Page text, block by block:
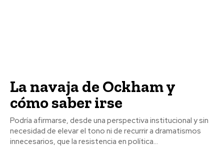
La navaja de Ockham y
cómo saber irse
Podría afirmarse, desde una perspectiva institucional y sin
necesidad de elevar el tono ni de recurrir a dramatismos
innecesarios, que la resistencia en política...